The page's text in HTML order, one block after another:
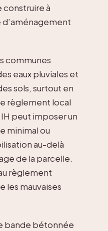
construire à
communes
eaux pluviales et
sols, surtout en
règlement local
peut imposer un
minimal ou
au-delà
de la parcelle.
règlement
les mauvaises
bande bétonnée